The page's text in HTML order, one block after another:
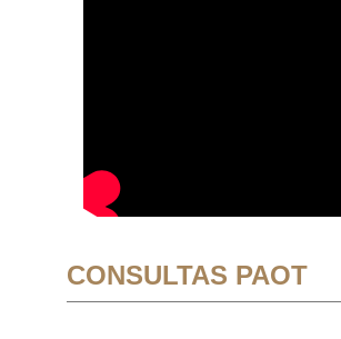
CONSULTAS PAOT